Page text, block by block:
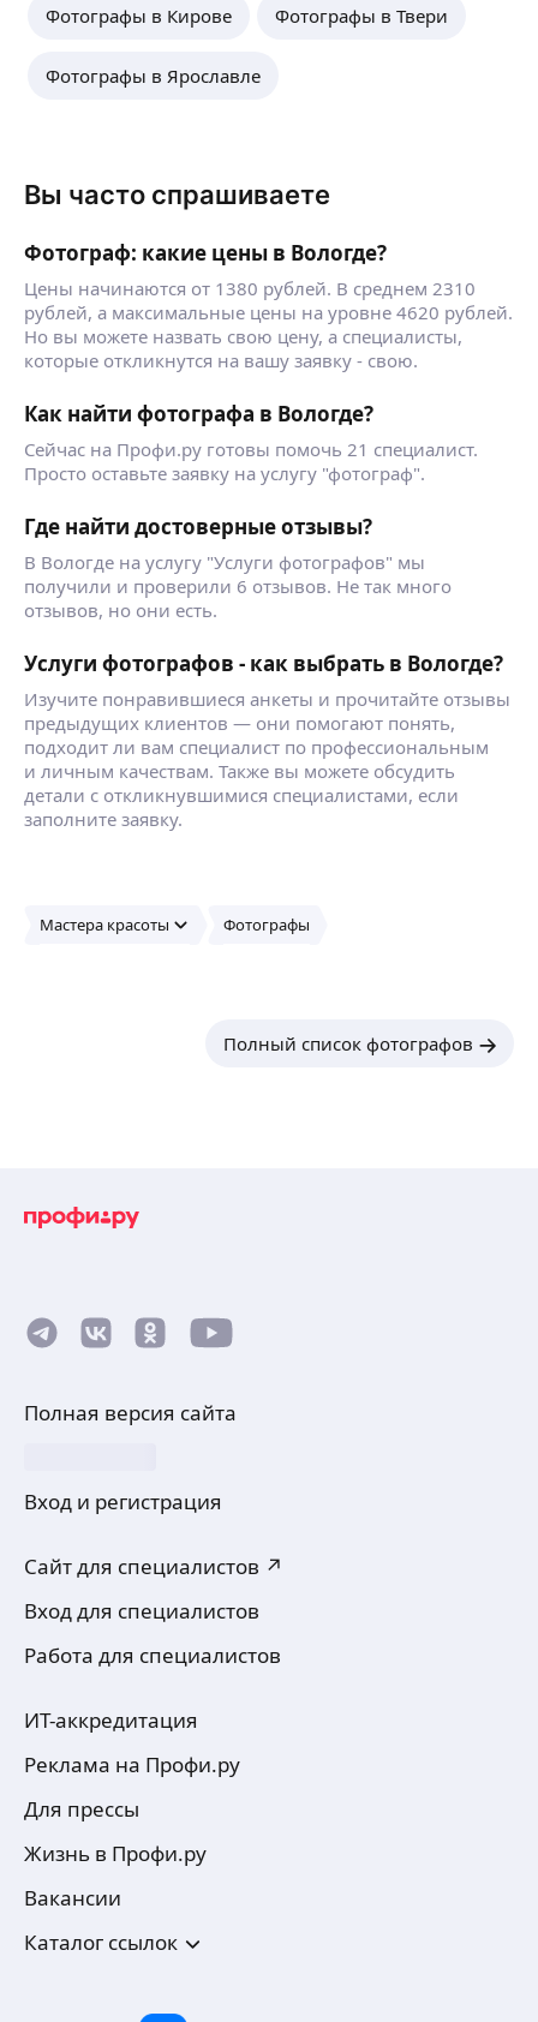
Фотографы в Кирове Фотографы в Твери
Фотографы в Ярославле
Вы часто спрашиваете
Фотограф: какие цены в Вологде?
Цены начинаются от 1380 рублей. В среднем 2310
рублей, а максимальные цены на уровне 4620 рублей.
Но вы можете назвать свою цену, а специалисты,
которые откликнутся на вашу заявку - свою.
Как найти фотографа в Вологде?
Сейчас на Профи.ру готовы помочь 21 специалист.
Просто оставьте заявку на услугу "фотограф".
Где найти достоверные отзывы?
В Вологде на услугу "Услуги фотографов" мы
получили и проверили 6 отзывов. Не так много
отзывов, но они есть.
Услуги фотографов - как выбрать в Вологде?
Изучите понравившиеся анкеты и прочитайте отзывы
предыдущих клиентов — они помогают понять,
подходит ли вам специалист по профессиональным
и личным качествам. Также вы можете обсудить
детали с откликнувшимися специалистами, если
заполните заявку.
Мастера красоты Фотографы
Полный список фотографов
Полная версия сайта
Вход и регистрация
Сайт для специалистов ↗
Вход для специалистов
Работа для специалистов
ИТ-аккредитация
Реклама на Профи.ру
Для прессы
Жизнь в Профи.ру
Вакансии
Каталог ссылок